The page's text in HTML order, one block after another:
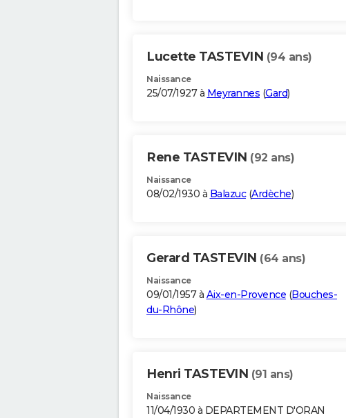
Lucette TASTEVIN (94 ans)
Naissance
25/07/1927 à Meyrannes (Gard)
Rene TASTEVIN (92 ans)
Naissance
08/02/1930 à Balazuc(Ardèche)
Gerard TASTEVIN (64 ans)
Naissance
09/01/1957 à Aix-en-Provence (Bouches-
du-Rhône)
Henri TASTEVIN (91 ans)
Naissance
11/04/1930 à DEPARTEMENT D'ORAN